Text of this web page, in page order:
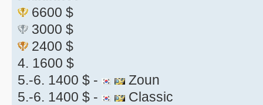
6600 $
3000 $
2400 $
4. 1600 $
5.-6. 1400 $ -
Zoun
5.-6. 1400 $ -
Classic